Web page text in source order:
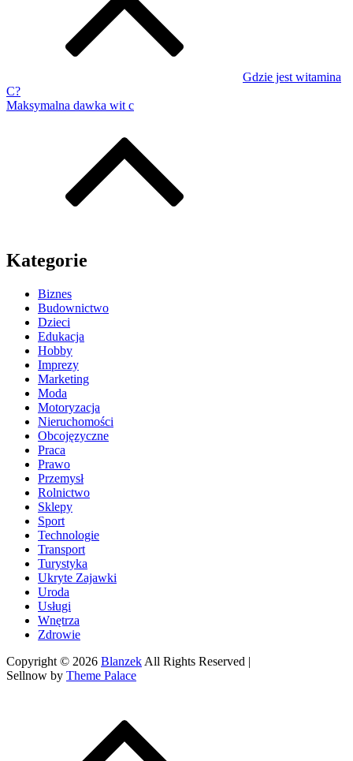
Gdzie jest witamina
C?
Maksymalna dawka wit c
Kategorie
Biznes
Budownictwo
Dzieci
Edukacja
Hobby
Imprezy
Marketing
Moda
Motoryzacja
Nieruchomości
Obcojęzyczne
Praca
Prawo
Przemysł
Rolnictwo
Sklepy
Sport
Technologie
Transport
Turystyka
Ukryte Zajawki
Uroda
Usługi
Wnętrza
Zdrowie
Copyright © 2026 Blanzek All Rights Reserved |
Sellnow by Theme Palace